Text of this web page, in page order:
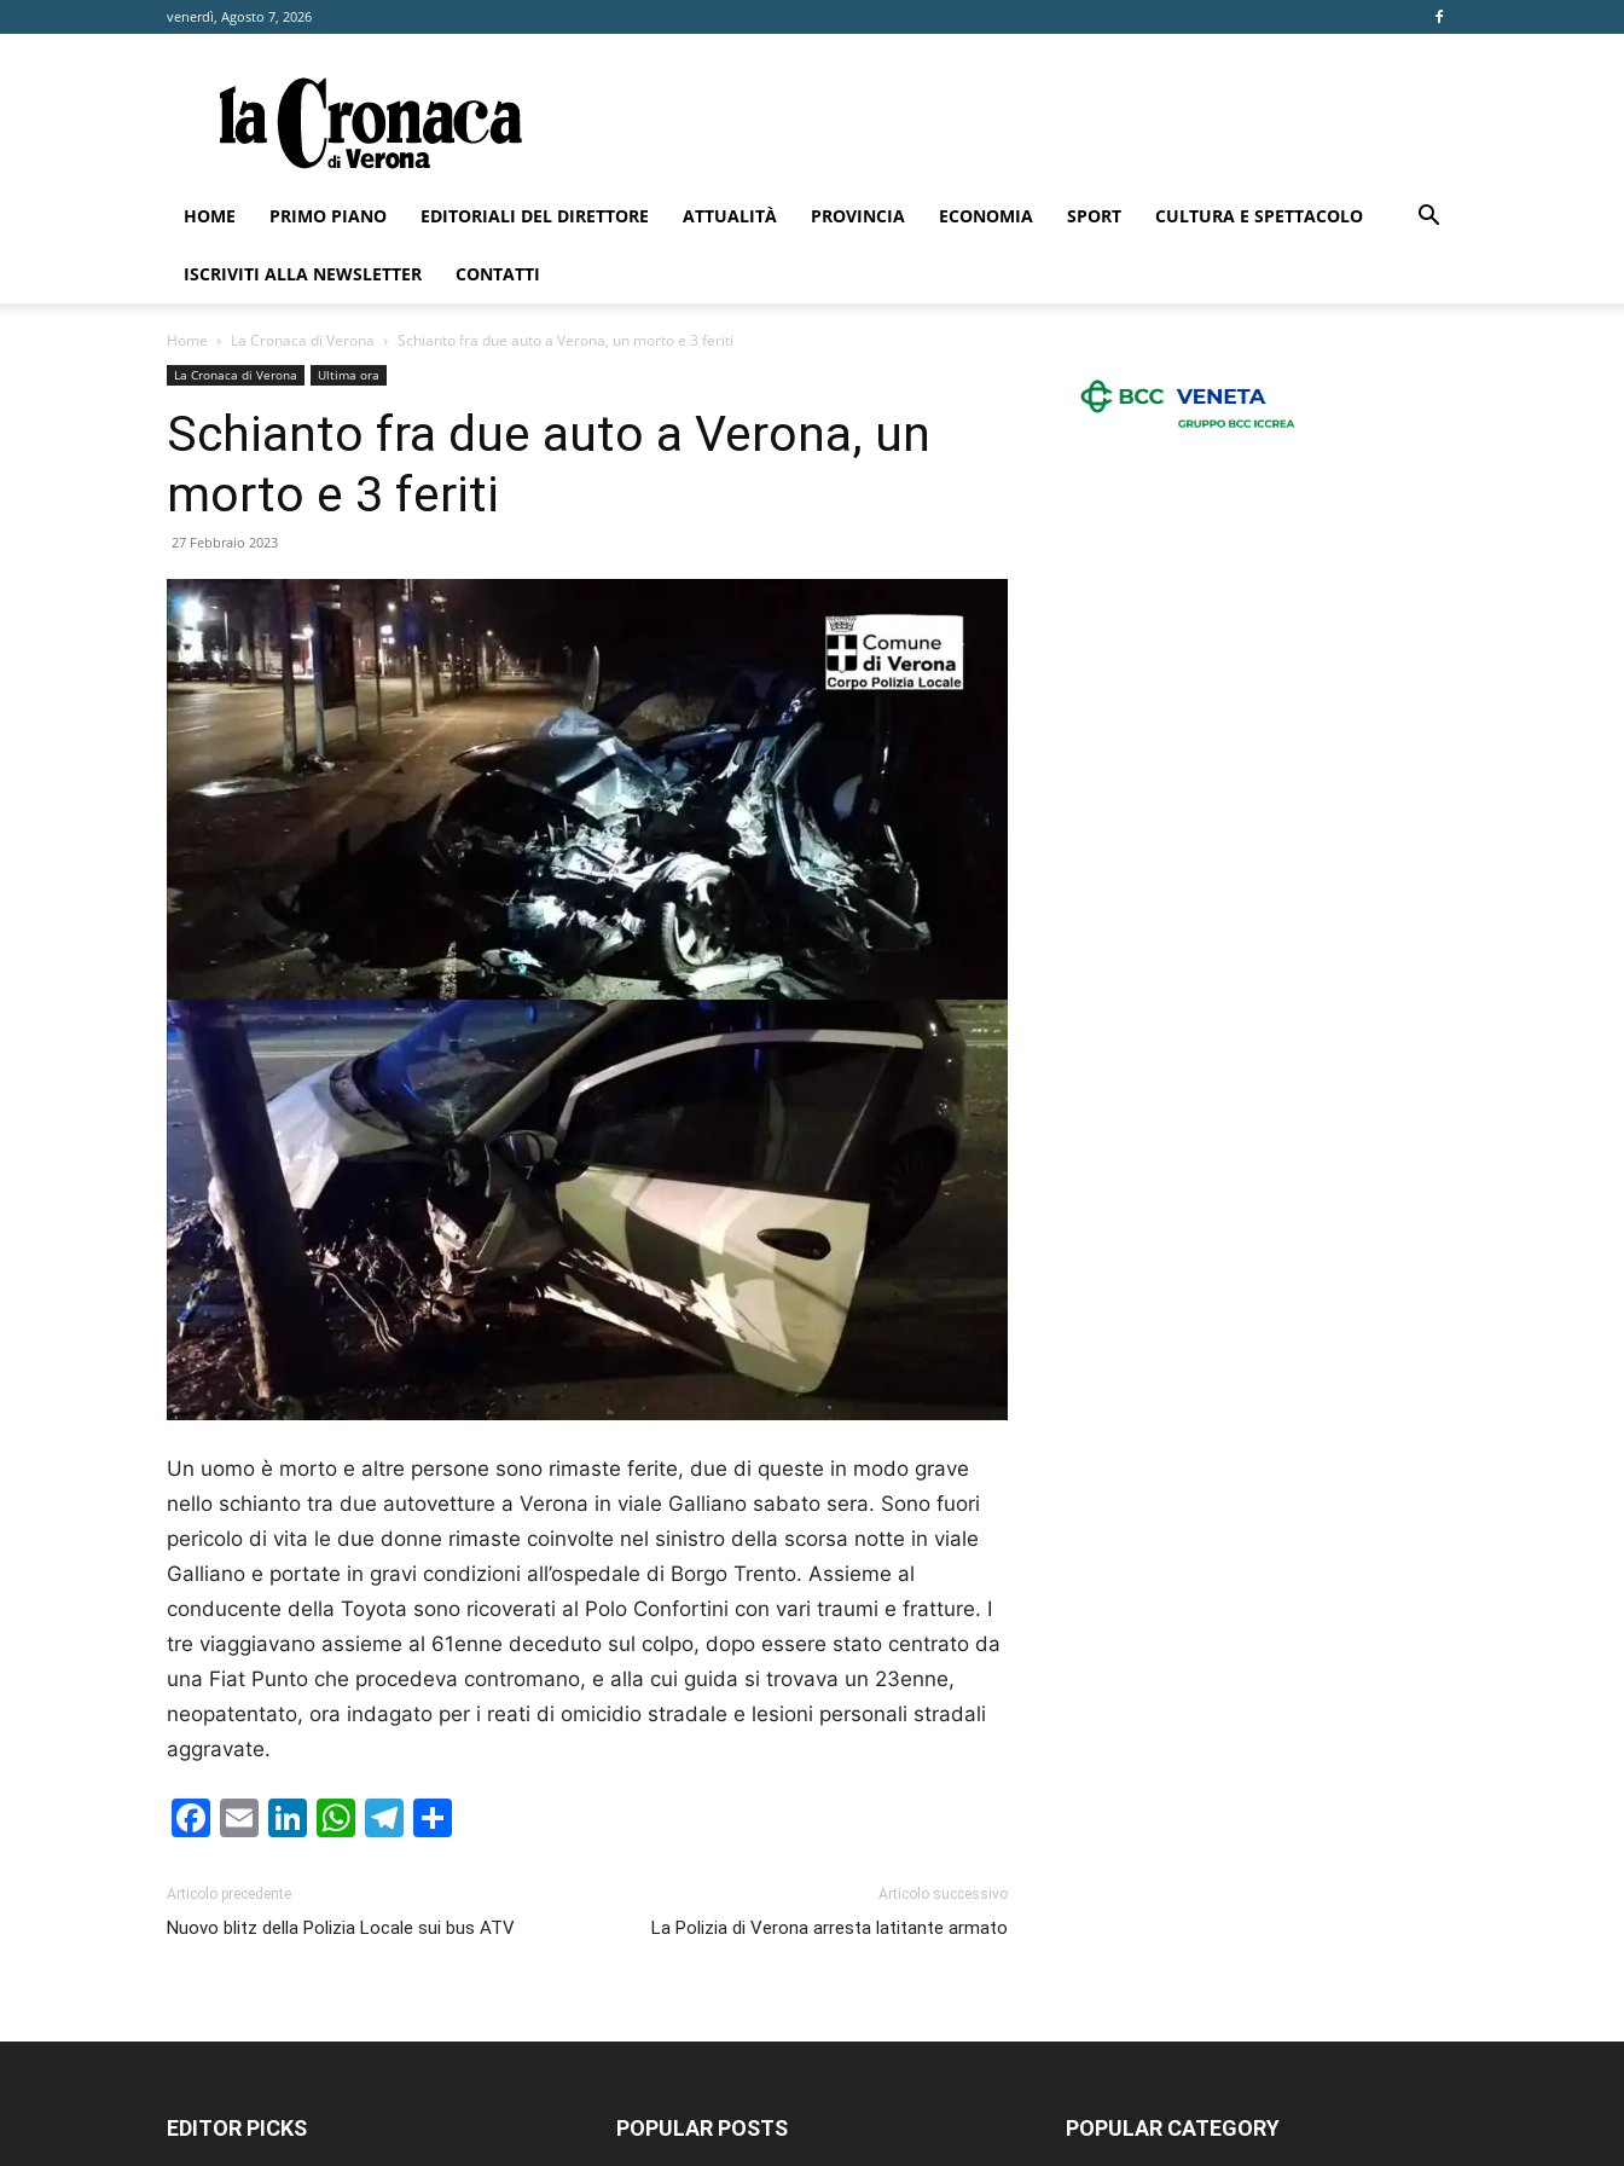
venerdì, Agosto 7, 2026
Cronaca
di
Verona
HOME PRIMO PIANO EDITORIALI DEL DIRETTORE ATTUALITÀ PROVINCIA ECONOMIA SPORT CULTURA E SPETTACOLO
ISCRIVITI ALLA NEWSLETTER CONTATTI
Home La Cronaca di Verona Schianto fra due auto a Verona, un morto e 3 feriti
La Cronaca di Verona Ultima ora
Schianto fra due auto a Verona, un
morto e 3 feriti
27 Febbraio 2023
Un uomo è morto e altre persone sono rimaste ferite, due di queste in modo grave
nello schianto tra due autovetture a Verona in viale Galliano sabato sera. Sono fuori
pericolo di vita le due donne rimaste coinvolte nel sinistro della scorsa notte in viale
Galliano e portate in gravi condizioni all’ospedale di Borgo Trento. Assieme al
conducente della Toyota sono ricoverati al Polo Confortini con vari traumi e fratture. I
tre viaggiavano assieme al 61enne deceduto sul colpo, dopo essere stato centrato da
una Fiat Punto che procedeva contromano, e alla cui guida si trovava un 23enne,
neopatentato, ora indagato per i reati di omicidio stradale e lesioni personali stradali
aggravate.
Facebook
EmailLinkedIn
WhatsApp
Telegram
Articolo precedente
Nuovo blitz della Polizia Locale sui bus ATV
Articolo successivo
La Polizia di Verona arresta latitante armato
EDITOR PICKS POPULAR POSTS POPULAR CATEGORY